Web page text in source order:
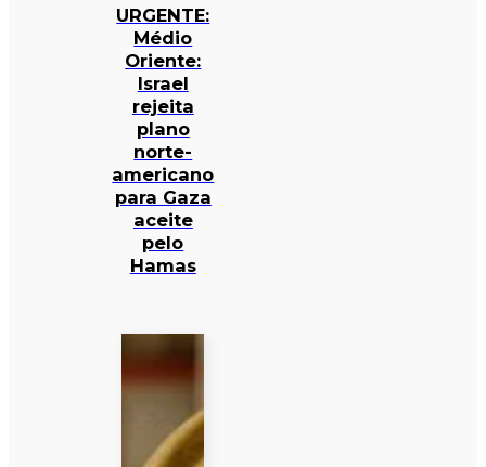
URGENTE:
Médio
Oriente:
Israel
rejeita
plano
norte-
americano
para Gaza
aceite
pelo
Hamas